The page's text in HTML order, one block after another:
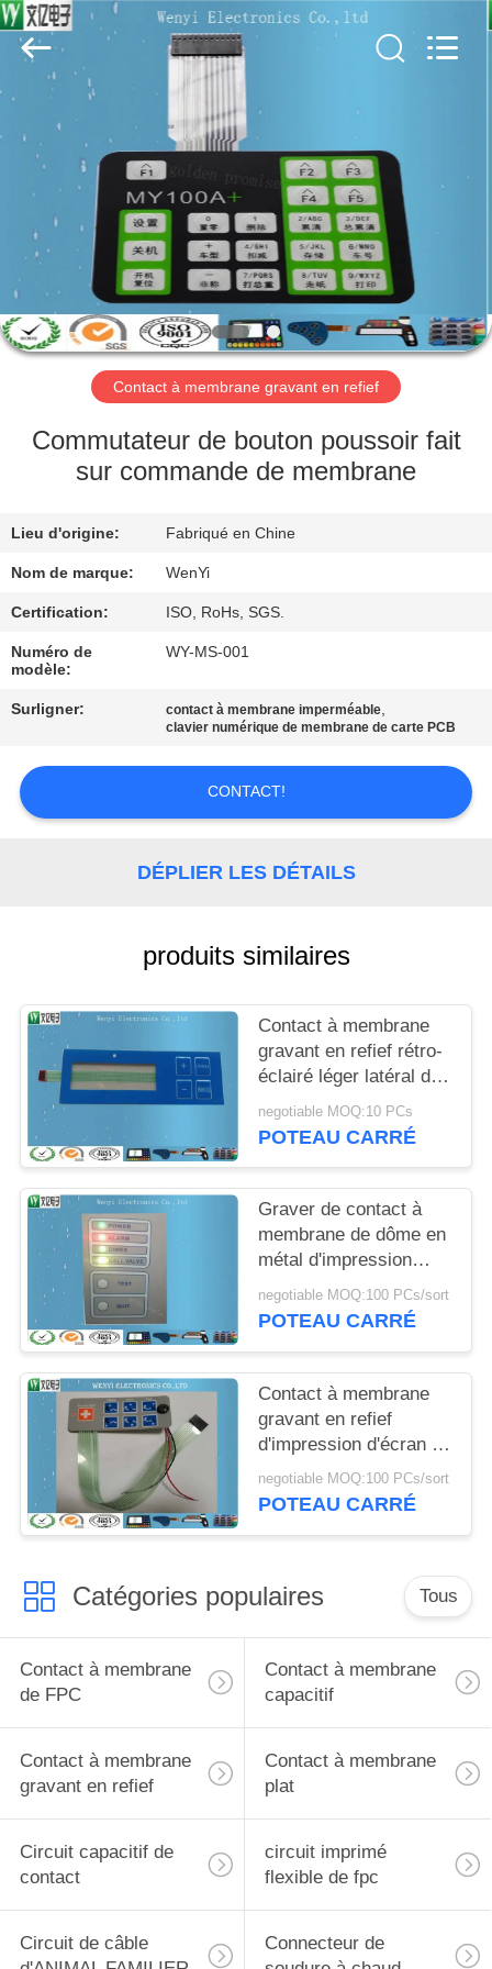
MAISON
DES
PRODUITS
AU
SUJET
DE
NOUS
VISITE
CONTRÔLE
DE
QUALITÉ
CONTACTEZ-
DEMANDEZ
DU
SITE
PRIVACY
POLICY
Dongguan
Jinyuanhang
Electronic
Technology
Rights
Contact à membrane gravant en refief
Commutateur de bouton poussoir fait
sur commande de membrane
Lieu d'origine: Fabriqué en Chine
Nom de marque: WenYi
Certification: ISO, RoHs, SGS.
Numéro de
modèle:
WY-MS-001
Surligner: contact à membrane imperméable,
clavier numérique de membrane de carte PCB
CONTACT!
DÉPLIER LES DÉTAILS
produits similaires
Contact à membrane
gravant en refief rétro-
éclairé léger latéral de
LED FPC avec
Polydome
negotiable MOQ:10 PCs
POTEAU CARRÉ
Graver de contact à
membrane de dôme en
métal d'impression
d'écran en soie de 7
clés
negotiable MOQ:100 PCs/sort
POTEAU CARRÉ
Contact à membrane
gravant en refief
d'impression d'écran en
soie de 7 clés
negotiable MOQ:100 PCs/sort
POTEAU CARRÉ
Catégories populaires Tous
Contact à membrane
de FPC
Contact à membrane
capacitif
Contact à membrane
gravant en refief
Contact à membrane
plat
Circuit capacitif de
contact
circuit imprimé
flexible de fpc
Circuit de câble
Connecteur de